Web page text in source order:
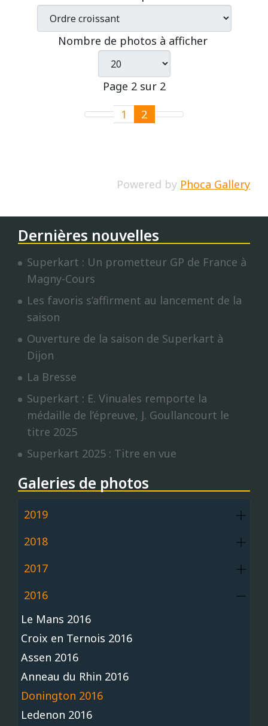
Nombre de photos à afficher
Page 2 sur 2
1
2
Powered by Phoca Gallery
Dernières nouvelles
Superkart : Un prometteur GP de France à
Magny-Cours
Les favoris s’affirment au lancement de la
saison
Ouverture de la saison de Superkart à
Dijon
La Bresse
Superkart : E. Vinuales remporte la
médaille de l’épreuve, J. Goullancourt le
titre 2025
Superkart 2025 : Titre en vue
Galeries de photos
2019
2018
2017
2016
Le Mans 2016
Croix en Ternois 2016
Assen 2016
Anneau du Rhin 2016
Donington 2016
Ledenon 2016